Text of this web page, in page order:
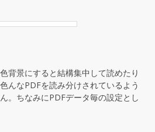
背景にすると結構集中して読めたり
んなPDFを読み分けされているよう
。ちなみにPDFデータ毎の設定とし